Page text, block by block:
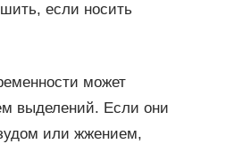
если носить
может
выделений. Если они
или жжением,